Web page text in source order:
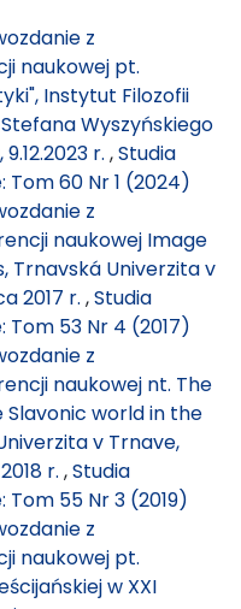
z
naukowej pt.
Instytut Filozofii
Wyszyńskiego
r. ,Studia
Tom 60 Nr 1 (2024)
z
naukowej Image
Trnavská Univerzita v
2017 r. ,Studia
Tom 53 Nr 4 (2017)
z
naukowej nt. The
world in the
v Trnave,
r. ,Studia
55 Nr 3 (2019)
z
naukowej pt.
w XXI